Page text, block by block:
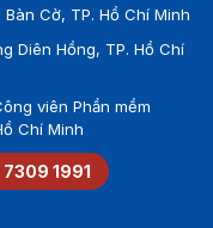
Cờ, TP. Hồ Chí Minh
Diên Hồng, TP. Hồ Chí
viên Phần mềm
Chí Minh
1991